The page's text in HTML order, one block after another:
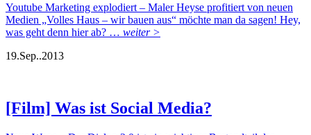
Youtube Marketing explodiert – Maler Heyse profitiert von neuen
Medien „Volles Haus – wir bauen aus“ möchte man da sagen! Hey,
was geht denn hier ab? … weiter >
19.Sep..2013
[Film] Was ist Social Media?